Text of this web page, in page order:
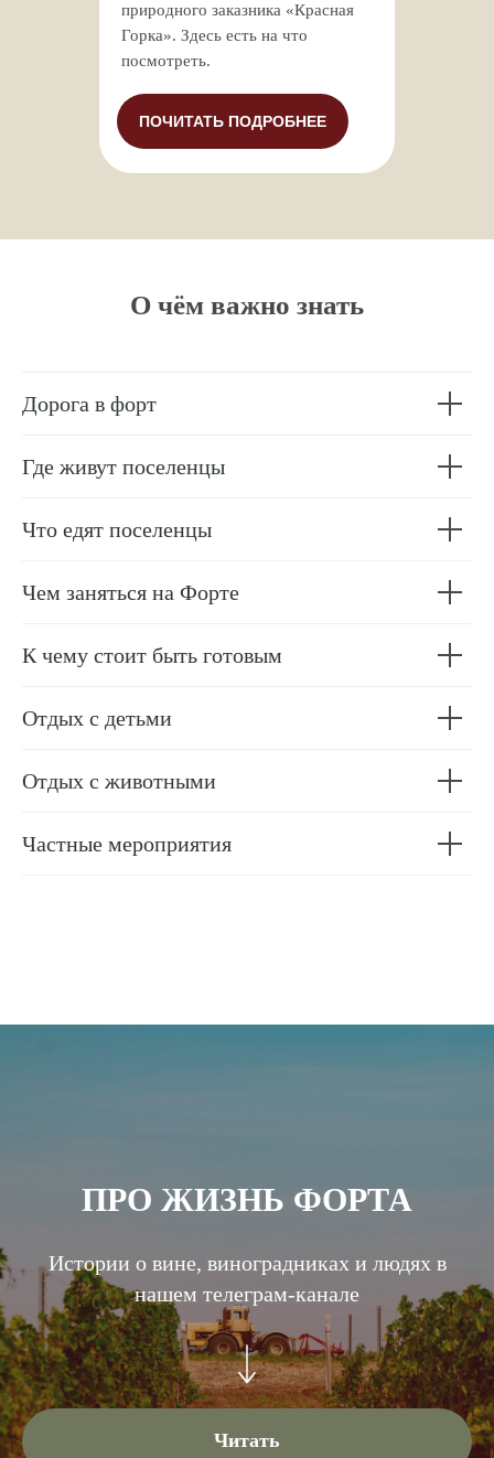
природного заказника «Красная
Горка». Здесь есть на что
посмотреть.
ПОЧИТАТЬ ПОДРОБНЕЕ
О чём важно знать
Дорога в форт
Где живут поселенцы
Что едят поселенцы
Чем заняться на Форте
К чему стоит быть готовым
Отдых с детьми
Отдых с животными
Частные мероприятия
ПРО ЖИЗНЬ ФОРТА
Истории о вине, виноградниках и людях в
нашем телеграм-канале
Читать